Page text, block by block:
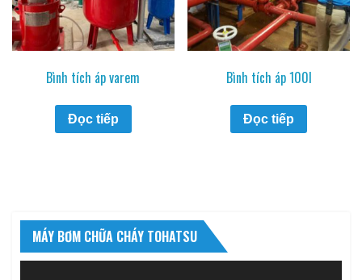
Bình tích áp varem
Đọc tiếp
Bình tích áp 100l
Đọc tiếp
MÁY BƠM CHỮA CHÁY TOHATSU